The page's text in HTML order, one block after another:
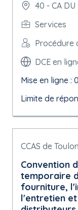
40 - CA DU
Services
Procédure
DCE en
Mise en ligne
Limite de
CCAS de Toulon
Convention
temporaire
fourniture,
l'entretien